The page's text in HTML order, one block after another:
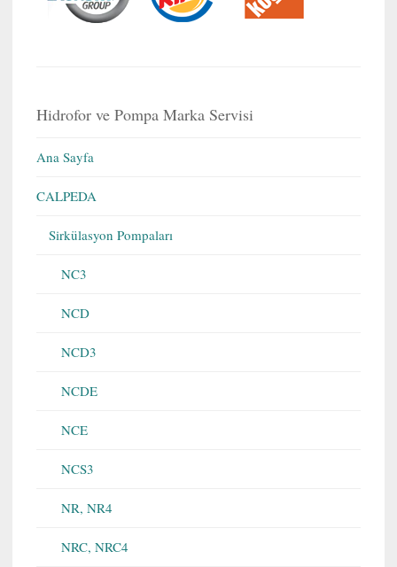
Hidrofor ve Pompa Marka Servisi
Ana Sayfa
CALPEDA
Sirkülasyon Pompaları
NC3
NCD
NCD3
NCDE
NCE
NCS3
NR, NR4
NRC, NRC4